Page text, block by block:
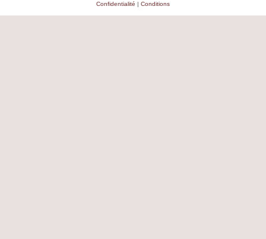
Confidentialité | Conditions